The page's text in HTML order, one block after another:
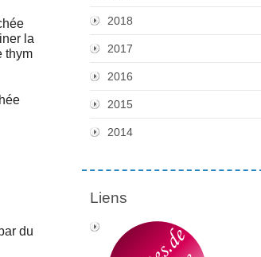
la
thym
du
2018
2017
2016
2015
2014
Liens